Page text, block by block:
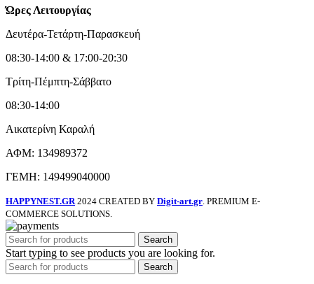
Ώρες Λειτουργίας
Δευτέρα-Τετάρτη-Παρασκευή
08:30-14:00 & 17:00-20:30
Τρίτη-Πέμπτη-Σάββατο
08:30-14:00
Αικατερίνη Καραλή
ΑΦΜ: 134989372
ΓΕΜΗ: 149499040000
HAPPYNEST.GR 2024 CREATED BY Digit-art.gr . PREMIUM E-
COMMERCE SOLUTIONS.
Search
Start typing to see products you are looking for.
Search